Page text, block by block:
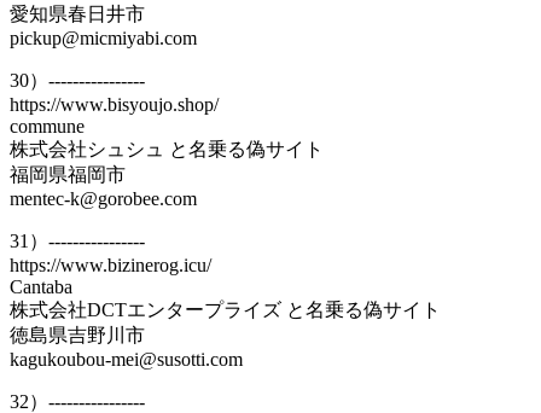
愛知県春日井市
pickup@micmiyabi.com
30）----------------
https://www.bisyoujo.shop/
commune
株式会社シュシュ と名乗る偽サイト
福岡県福岡市
mentec-k@gorobee.com
31）----------------
https://www.bizinerog.icu/
Cantaba
株式会社DCTエンタープライズ と名乗る偽サイト
徳島県吉野川市
kagukoubou-mei@susotti.com
32）----------------